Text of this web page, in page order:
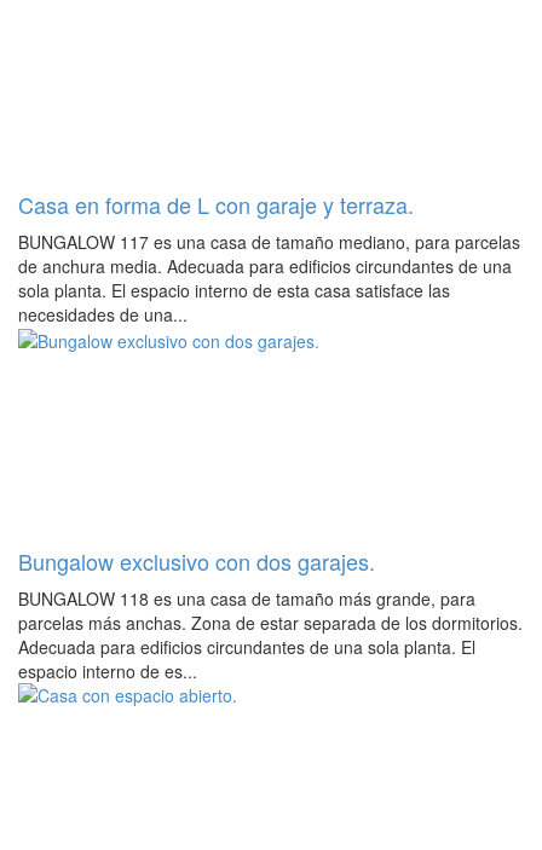
Casa en forma de L con garaje y terraza.
BUNGALOW 117 es una casa de tamaño mediano, para parcelas
de anchura media. Adecuada para edificios circundantes de una
sola planta. El espacio interno de esta casa satisface las
necesidades de una...
Bungalow exclusivo con dos garajes.
BUNGALOW 118 es una casa de tamaño más grande, para
parcelas más anchas. Zona de estar separada de los dormitorios.
Adecuada para edificios circundantes de una sola planta. El
espacio interno de es...